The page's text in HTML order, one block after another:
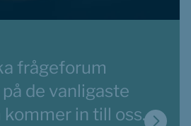
frågeforum
de vanligaste
in till oss.